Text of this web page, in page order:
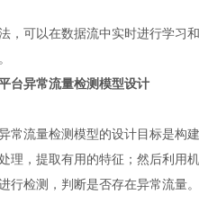
，可以在数据流中实时进行学习
台异常流量检测模型设计
常流量检测模型的设计目标是构
理，提取有用的特征；然后利用
行检测，判断是否存在异常流量。